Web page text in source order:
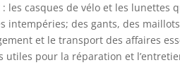
les casques de vélo et les lunettes
des gants, des maillots
et le transport des affaires
pour la réparation et